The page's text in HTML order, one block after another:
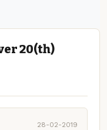
20(th)
28-02-2019